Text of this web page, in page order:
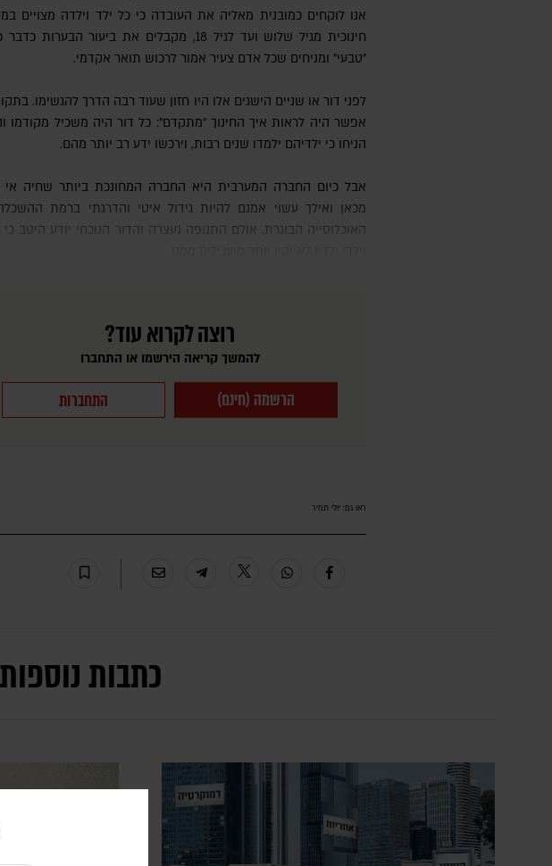
אנו לוקחים כמובנית מאליה את העובדה כי כל ילד וילדה מצויים
חינוכית מגיל שלוש ועד לגיל 18, מקבלים את ביעור הבערות
״טבעי״ ומניחים שכל אדם צעיר אמור לרכוש תואר אקדמי.
לפני דור או שניים הישגים אלו היו חזון שעוד רבה הדרך להגשימו.
אפשר היה לראות איך החינוך ״מתקדם״: כל דור היה משכיל מקודמו
הניחו כי ילדיהם ילמדו שנים רבות, וירכשו ידע רב יותר מהם.
אבל כיום החברה המערבית היא החברה המחונכת ביותר שחיה אי פעם.
מכאן ואילך עשוי אמנם להיות גידול איטי והדרגתי ברמת
האוכלוסייה הבוגרת, אולם התנופה נעצרה והדור הנוכחי יודע היטב כי
רוצה לקרוא עוד?
להמשך קריאה הירשמו או התחברו
הרשמה (חינם) התחברות
ראו גם: יולי תמיר
כתבות